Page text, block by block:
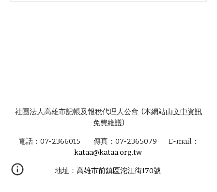
社團法人高雄市記帳及報稅代理人公會 (本網站由文中資訊
免費維護)
電話：07-2366015 傳真：07-2365079 E-mail：
kataa@kataa.org.tw
地址： 高雄市前鎮區沱江街170號